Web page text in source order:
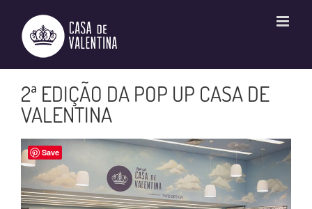
conteúdo
2ª EDIÇÃO DA POP UP CASA DE
VALENTINA
Save